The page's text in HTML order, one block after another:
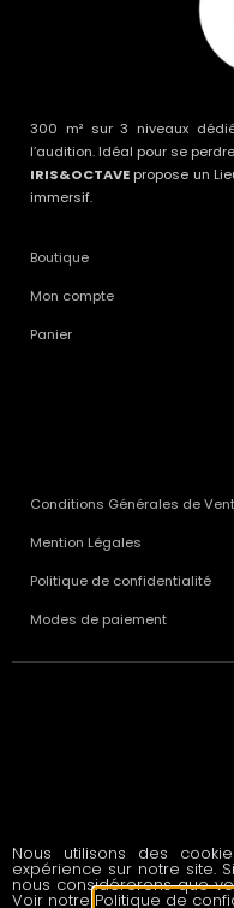
300 m² sur 3 niveaux
l’audition. Idéal pour se
IRIS&OCTAVE propose un
immersif.
Boutique
Mon compte
Panier
Conditions Générales de
Mention Légales
Politique de confidentialité
Modes de paiement
© 2020 All rights reserved
Nous utilisons des
expérience sur notre site.
nous considérerons que
Voir notre Politique de